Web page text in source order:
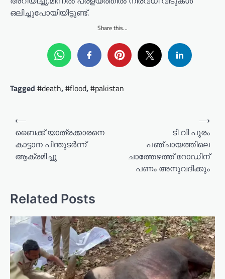
ഒലിച്ചുപോയിയിട്ടുണ്ട്.
Share this...
Tagged #death,#flood,#pakistan
P
a
i
g
a
t
⟵
ബൈക്ക് യാത്രക്കാരനെ
കാട്ടാന പിന്തുടർന്ന്
ആക്രമിച്ചു
ടി വി പുരം
പഞ്ചായത്തിലെ
ചാത്തേഴത്ത് റോഡിന്
പണം അനുവദിക്കും
⟶
Related Posts